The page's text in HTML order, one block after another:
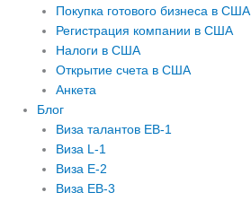
Покупка готового бизнеса в США
Регистрация компании в США
Налоги в США
Открытие счета в США
Анкета
Блог
Виза талантов EB-1
Виза L-1
Виза E-2
Виза EB-3